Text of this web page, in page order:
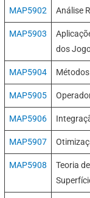
MAP5902 Análise
MAP5903
dos
MAP5904
MAP5905
MAP5906
MAP5907
MAP5908
Teoria